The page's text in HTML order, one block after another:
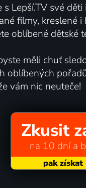
s Lepší.TV své
filmy, kreslené
oblíbené dětské
měli chuť
oblíbených
vám nic neuteče!
Zkusit
na 10 dní a